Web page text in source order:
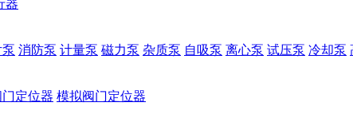
器
消防泵 计量泵 磁力泵 杂质泵 自吸泵 离心泵 试压泵 冷却泵
定位器 模拟阀门定位器